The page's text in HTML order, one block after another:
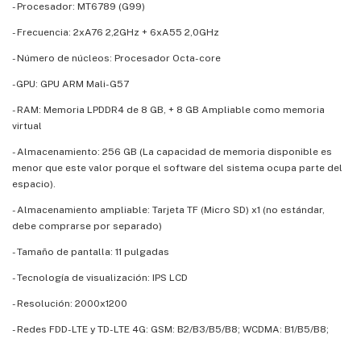
- Procesador: MT6789 (G99)
- Frecuencia: 2xA76 2,2GHz + 6xA55 2,0GHz
- Número de núcleos: Procesador Octa-core
-GPU: GPU ARM Mali-G57
- RAM: Memoria LPDDR4 de 8 GB, + 8 GB Ampliable como memoria
virtual
- Almacenamiento: 256 GB (La capacidad de memoria disponible es
menor que este valor porque el software del sistema ocupa parte del
espacio).
- Almacenamiento ampliable: Tarjeta TF (Micro SD) x1 (no estándar,
debe comprarse por separado)
- Tamaño de pantalla: 11 pulgadas
- Tecnología de visualización: IPS LCD
- Resolución: 2000x1200
- Redes FDD-LTE y TD-LTE 4G: GSM: B2/B3/B5/B8; WCDMA: B1/B5/B8;